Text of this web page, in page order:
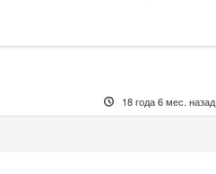
18 года 6 мес. назад